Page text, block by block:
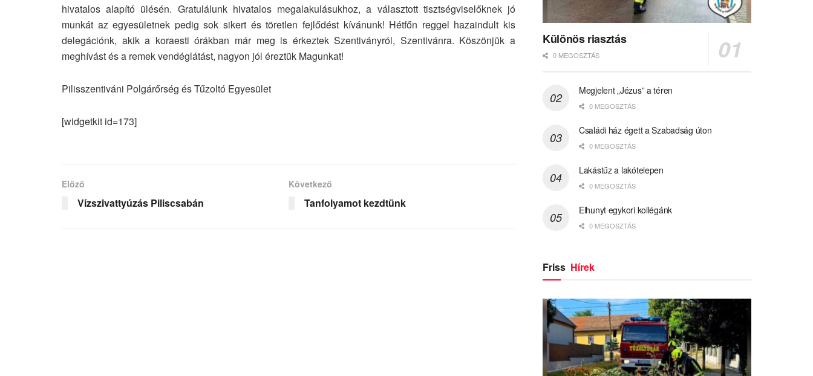
hivatalos alapító ülésén. Gratulálunk hivatalos megalakulásukhoz, a választott tisztségviselőknek jó
munkát az egyesületnek pedig sok sikert és töretlen fejlődést kívánunk! Hétfőn reggel hazaindult kis
delegációnk, akik a koraesti órákban már meg is érkeztek Szentiványról, Szentivánra. Köszönjük a
meghívást és a remek vendéglátást, nagyon jól éreztük Magunkat!
Pilisszentiváni Polgárőrség és Tűzoltó Egyesület
[widgetkit id=173]
Előző
Vízszivattyúzás Piliscsabán
Következő
Tanfolyamot kezdtünk
Különös riasztás
0 MEGOSZTÁS
Megjelent „Jézus” a téren
0 MEGOSZTÁS
Családi ház égett a Szabadság úton
0 MEGOSZTÁS
Lakástűz a lakótelepen
0 MEGOSZTÁS
Elhunyt egykori kollégánk
0 MEGOSZTÁS
Friss Hírek